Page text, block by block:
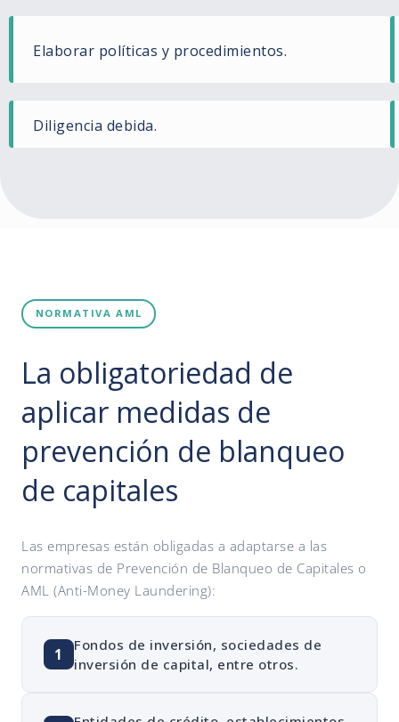
Elaborar políticas y procedimientos.
Diligencia debida.
NORMATIVA AML
La obligatoriedad de
aplicar medidas de
prevención de blanqueo
de capitales
Las empresas están obligadas a adaptarse a las
normativas de Prevención de Blanqueo de Capitales o
AML (Anti-Money Laundering):
1
Fondos de inversión, sociedades de
inversión de capital, entre otros.